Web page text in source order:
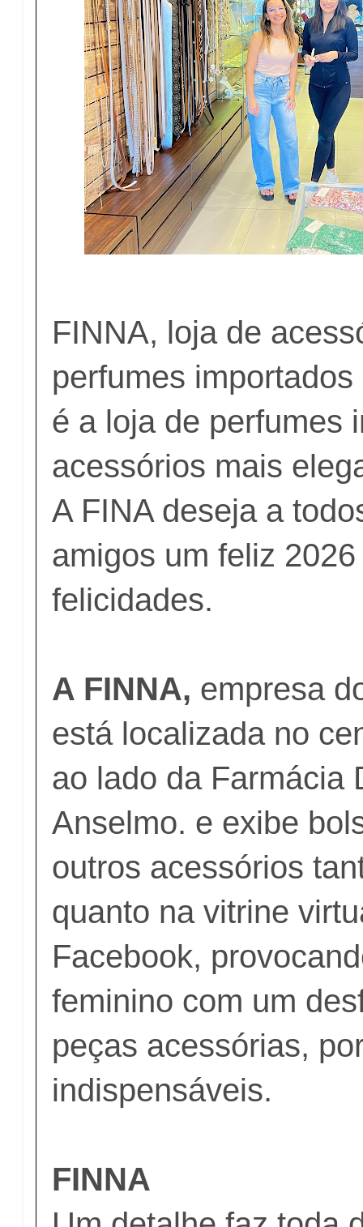
FINNA, loja de
perfumes
é a loja de perfumes
acessórios mais
A FINA deseja a
amigos um feliz
felicidades.
A FINNA, empresa
está localizada no
ao lado da Farmácia
Anselmo. e exibe
outros acessórios
quanto na vitrine
Facebook,
feminino com um
peças acessórias,
indispensáveis.
FINNA